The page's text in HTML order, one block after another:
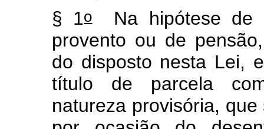
§ 1oNa hipótese de
provento ou de
do disposto nesta Lei,
título de parcela
natureza provisória,